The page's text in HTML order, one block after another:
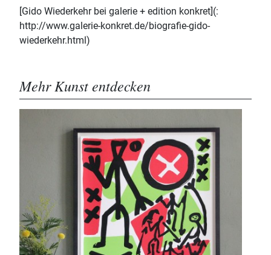
[Gido Wiederkehr bei galerie + edition konkret](:
http://www.galerie-konkret.de/biografie-gido-
wiederkehr.html)
Mehr Kunst entdecken